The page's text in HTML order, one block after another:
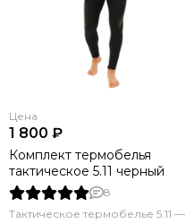
Цена
1 800 ₽
Комплект термобелья
тактическое 5.11 черный
8
Тактическое термобелье 5.11 —